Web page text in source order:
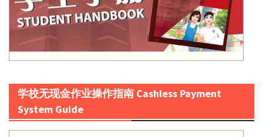
学校无现金作业操作指南 Cashless Payment
System Guide